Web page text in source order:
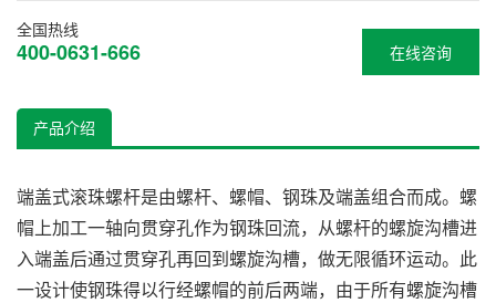
在线咨询
全国热线
400-0631-666
产品介绍
端盖式滚珠螺杆是由螺杆、螺帽、钢珠及端盖组合而成。螺
帽上加工一轴向贯穿孔作为钢珠回流，从螺杆的螺旋沟槽进
入端盖后通过贯穿孔再回到螺旋沟槽，做无限循环运动。此
一设计使钢珠得以行经螺帽的前后两端，由于所有螺旋沟槽